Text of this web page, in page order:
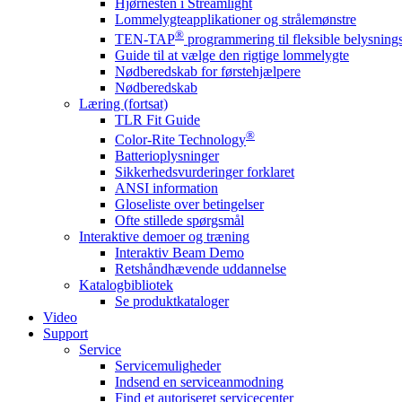
Lommelygteapplikationer og strålemønstre
TEN-TAP® programmering til fleksible
Guide til at vælge den rigtige lommelygte
Nødberedskab for førstehjælpere
Nødberedskab
Læring (fortsat)
TLR Fit Guide
Color-Rite Technology®
Batterioplysninger
Sikkerhedsvurderinger forklaret
ANSI information
Gloseliste over betingelser
Ofte stillede spørgsmål
Interaktive demoer og træning
Interaktiv Beam Demo
Retshåndhævende uddannelse
Katalogbibliotek
Se produktkataloger
Video
Support
Service
Servicemuligheder
Indsend en serviceanmodning
Find et autoriseret servicecenter